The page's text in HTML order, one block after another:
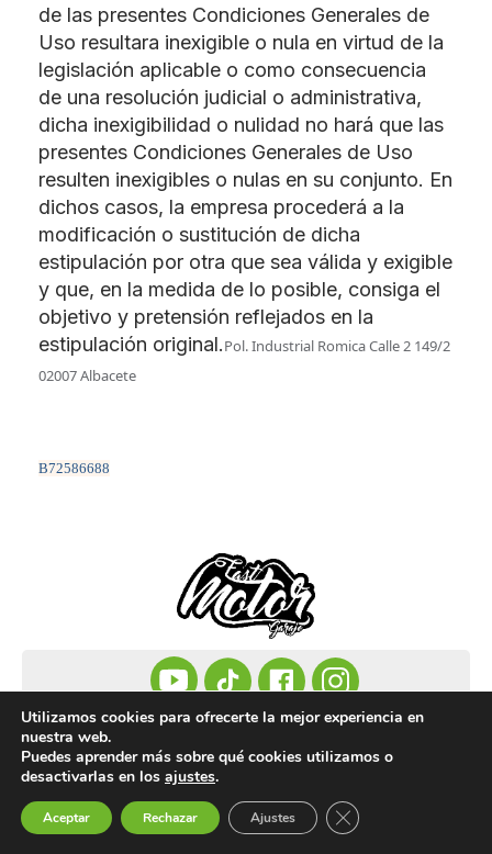
de las presentes Condiciones Generales de
Uso resultara inexigible o nula en virtud de la
legislación aplicable o como consecuencia
de una resolución judicial o administrativa,
dicha inexigibilidad o nulidad no hará que las
presentes Condiciones Generales de Uso
resulten inexigibles o nulas en su conjunto. En
dichos casos, la empresa procederá a la
modificación o sustitución de dicha
estipulación por otra que sea válida y exigible
y que, en la medida de lo posible, consiga el
objetivo y pretensión reflejados en la
estipulación original.Pol. Industrial Romica Calle 2 149/2
02007 Albacete
B72586688
633 345 006
info@fastmotorgaraje.es
Inicio
Utilizamos cookies para ofrecerte la mejor experiencia en
nuestra web.
Puedes aprender más sobre qué cookies utilizamos o
desactivarlas en los ajustes.
Aceptar Rechazar Ajustes Cerrar el banner de